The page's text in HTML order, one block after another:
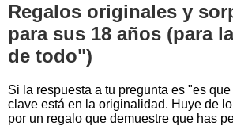
Regalos originales y
para sus 18 años (para
de todo")
Si la respuesta a tu pregunta es "es
clave está en la originalidad. Huye de
por un regalo que demuestre que has